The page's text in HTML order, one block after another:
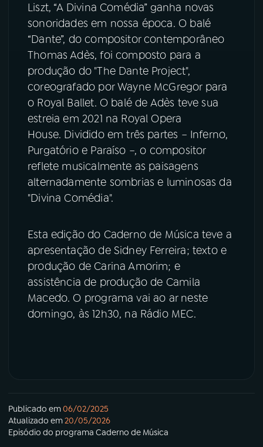
Liszt, “A Divina Comédia” ganha novas
sonoridades em nossa época. O balé
“Dante”, do compositor contemporâneo
Thomas Adès, foi composto para a
produção do "The Dante Project",
coreografado por Wayne McGregor para
o Royal Ballet. O balé de Adès teve sua
estreia em 2021 na Royal Opera
House. Dividido em três partes – Inferno,
Purgatório e Paraíso –, o compositor
reflete musicalmente as paisagens
alternadamente sombrias e luminosas da
"Divina Comédia".
Esta edição do Caderno de Música teve a
apresentação de Sidney Ferreira; texto e
produção de Carina Amorim; e
assistência de produção de Camila
Macedo. O programa vai ao ar neste
domingo, às 12h30, na Rádio MEC.
Publicado em06/02/2025
Atualizado em20/05/2026
Episódio do programa Caderno de Música